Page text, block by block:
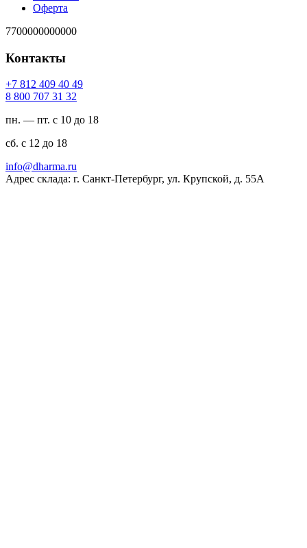
Оферта
7700000000000
Контакты
94 04 904 218 7+
23 13 707 008 8
пн. — пт. с 10 до 18
сб. с 12 до 18
ur.amrahd@ofni
Адрес склада: г. Санкт-Петербург, ул. Крупской, д. 55А